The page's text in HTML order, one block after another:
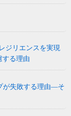
ジリエンスを実現
する理由
が失敗する理由―そ